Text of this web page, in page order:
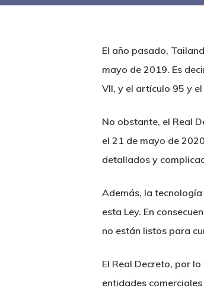
El año pasado,
mayo de 2019. Es
VII, y el artículo 95 y
No obstante, el Real
el 21 de mayo de
detallados y
Además, la
esta Ley. En
no están listos para
El Real Decreto, por
entidades